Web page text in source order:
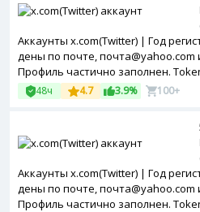
Аккаунты x.com(Twitter) | Год
дены по почте, почта@yahoo.com
Профиль частично заполнен.
48ч 4.7 3.9% 100+
Аккаунты x.com(Twitter) | Год
дены по почте, почта@yahoo.com
Профиль частично заполнен.